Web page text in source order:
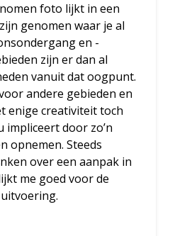
foto lijkt in een
genomen waar je al
en -
zijn er dan al
vanuit dat oogpunt.
andere gebieden en
enige creativiteit toch
impliceert door zo’n
opnemen. Steeds
over een aanpak in
me goed voor de